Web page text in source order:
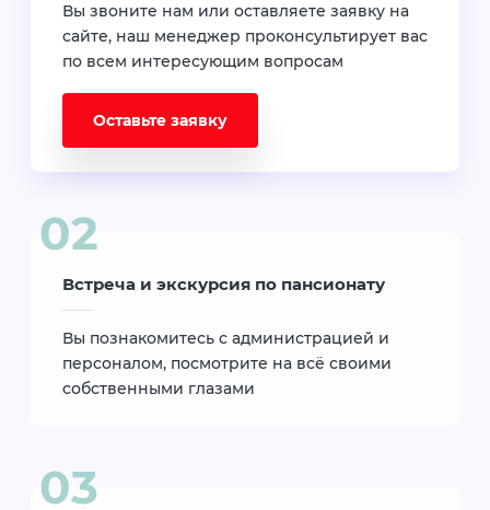
Вы звоните нам или оставляете заявку на
сайте, наш менеджер проконсультирует вас
по всем интересующим вопросам
Оставьте заявку
Встреча и экскурсия по пансионату
Вы познакомитесь с администрацией и
персоналом, посмотрите на всё своими
собственными глазами